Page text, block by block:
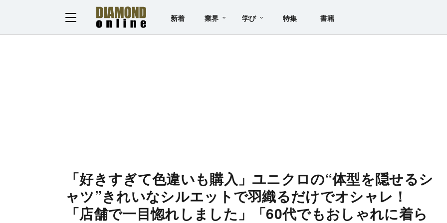
新着 業界 学び 特集 書籍
「好きすぎて色違いも購入」ユニクロの“体型を隠せるシ
ャツ”きれいなシルエットで羽織るだけでオシャレ！
「店舗で一目惚れしました」「60代でもおしゃれに着ら